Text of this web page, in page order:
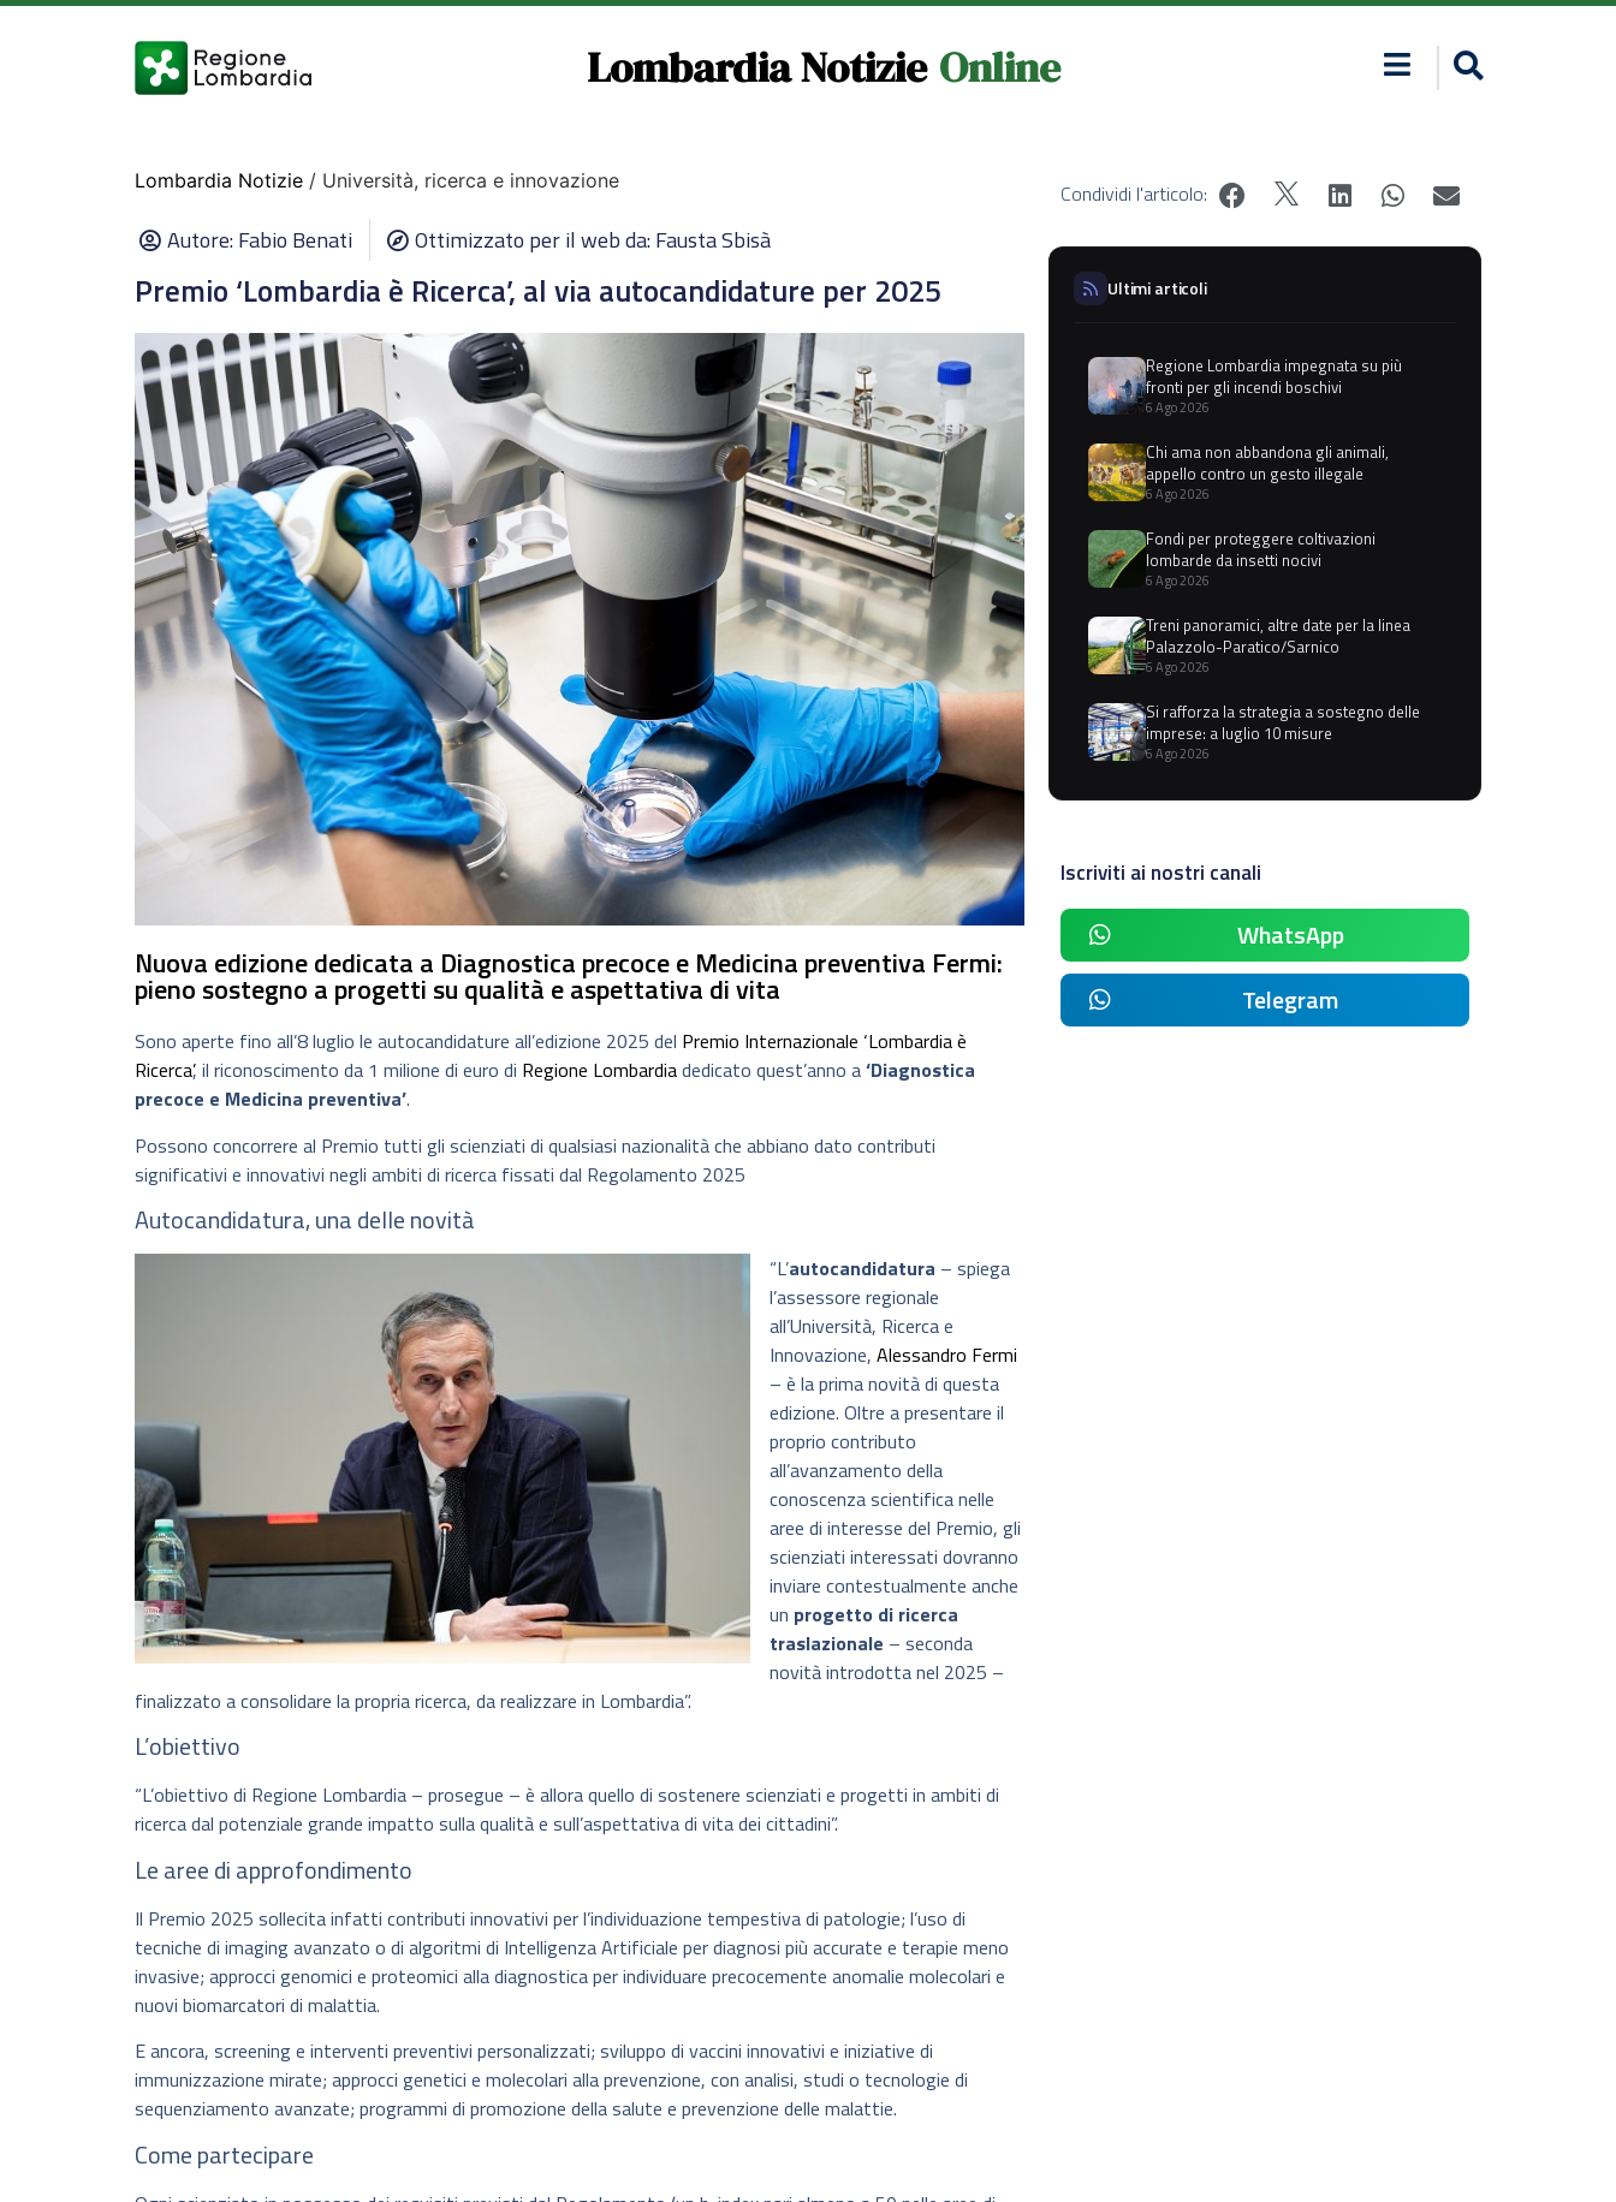
Lombardia Notizie Online
Lombardia Notizie / Università, ricerca e innovazione
Autore:Fabio Benati Ottimizzato per il web da: Fausta Sbisà
Premio ‘Lombardia è Ricerca’, al via autocandidature per 2025
Nuova edizione dedicata a Diagnostica precoce e Medicina preventiva Fermi:
pieno sostegno a progetti su qualità e aspettativa di vita
Sono aperte fino all’8 luglio le autocandidature all’edizione 2025 del Premio Internazionale ‘Lombardia è
Ricerca’, il riconoscimento da 1 milione di euro di Regione Lombardiadedicato quest’anno a‘Diagnostica
precoce e Medicina preventiva’.
Possono concorrere al Premio tutti gli scienziati di qualsiasi nazionalità che abbiano dato contributi
significativi e innovativi negli ambiti di ricerca fissati dal Regolamento 2025
Autocandidatura, una delle novità
“L’autocandidatura – spiega
l’assessore regionale
all’Università, Ricerca e
Innovazione, Alessandro Fermi
– è la prima novità di questa
edizione. Oltre a presentare il
proprio contributo
all’avanzamento della
conoscenza scientifica nelle
aree di interesse del Premio, gli
scienziati interessati dovranno
inviare contestualmente anche
un progetto di ricerca
traslazionale – seconda
novità introdotta nel 2025 –
finalizzato a consolidare la propria ricerca, da realizzare in Lombardia”.
L’obiettivo
“L’obiettivo di Regione Lombardia – prosegue – è allora quello di sostenere scienziati e progetti in ambiti di
ricerca dal potenziale grande impatto sulla qualità e sull’aspettativa di vita dei cittadini”.
Le aree di approfondimento
Il Premio 2025 sollecita infatti contributi innovativi per l’individuazione tempestiva di patologie; l’uso di
tecniche di imaging avanzato o di algoritmi di Intelligenza Artificiale per diagnosi più accurate e terapie meno
invasive; approcci genomici e proteomici alla diagnostica per individuare precocemente anomalie molecolari e
nuovi biomarcatori di malattia.
E ancora, screening e interventi preventivi personalizzati; sviluppo di vaccini innovativi e iniziative di
immunizzazione mirate; approcci genetici e molecolari alla prevenzione, con analisi, studi o tecnologie di
sequenziamento avanzate; programmi di promozione della salute e prevenzione delle malattie.
Come partecipare
Condividi l'articolo:
Ultimi articoli
Regione Lombardia impegnata su più
fronti per gli incendi boschivi
6 Ago 2026
Chi ama non abbandona gli animali,
appello contro un gesto illegale
6 Ago 2026
Fondi per proteggere coltivazioni
lombarde da insetti nocivi
6 Ago 2026
Treni panoramici, altre date per la linea
Palazzolo-Paratico/Sarnico
6 Ago 2026
Si rafforza la strategia a sostegno delle
imprese: a luglio 10 misure
6 Ago 2026
Iscriviti ai nostri canali
WhatsApp
Telegram